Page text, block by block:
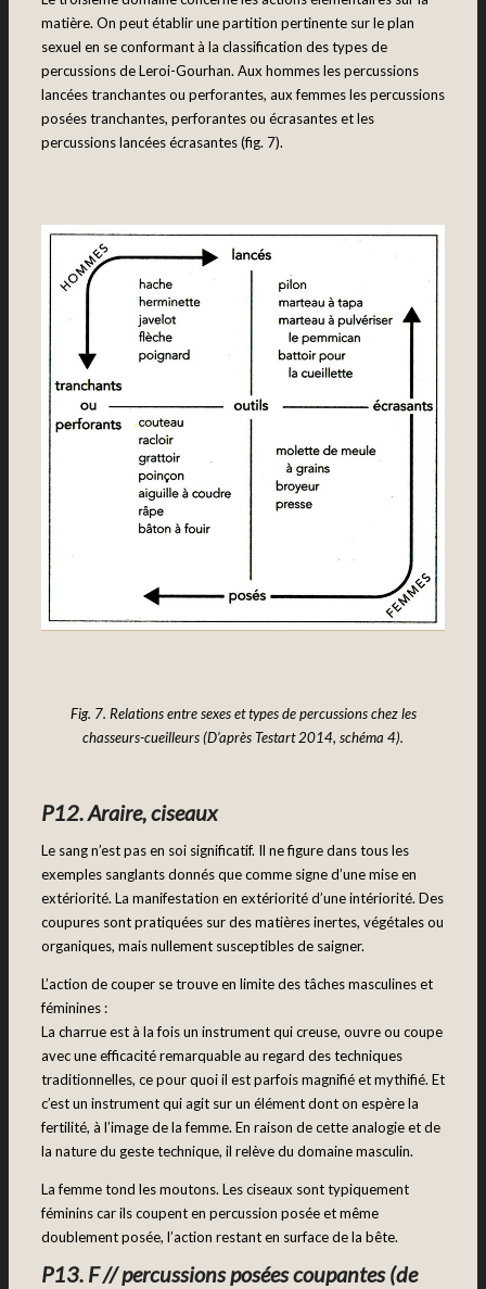
matière. On peut établir une partition pertinente sur le plan
sexuel en se conformant à la classification des types de
percussions de Leroi-Gourhan. Aux hommes les percussions
lancées tranchantes ou perforantes, aux femmes les percussions
posées tranchantes, perforantes ou écrasantes et les
percussions lancées écrasantes (fig. 7).
Fig. 7. Relations entre sexes et types de percussions chez les
chasseurs-cueilleurs (D’après Testart 2014, schéma 4).
P12. Araire, ciseaux
Le sang n’est pas en soi significatif. Il ne figure dans tous les
exemples sanglants donnés que comme signe d’une mise en
extériorité. La manifestation en extériorité d’une intériorité. Des
coupures sont pratiquées sur des matières inertes, végétales ou
organiques, mais nullement susceptibles de saigner.
L’action de couper se trouve en limite des tâches masculines et
féminines :
La charrue est à la fois un instrument qui creuse, ouvre ou coupe
avec une efficacité remarquable au regard des techniques
traditionnelles, ce pour quoi il est parfois magnifié et mythifié. Et
c’est un instrument qui agit sur un élément dont on espère la
fertilité, à l’image de la femme. En raison de cette analogie et de
la nature du geste technique, il relève du domaine masculin.
La femme tond les moutons. Les ciseaux sont typiquement
féminins car ils coupent en percussion posée et même
doublement posée, l’action restant en surface de la bête.
P13. F // percussions posées coupantes (de